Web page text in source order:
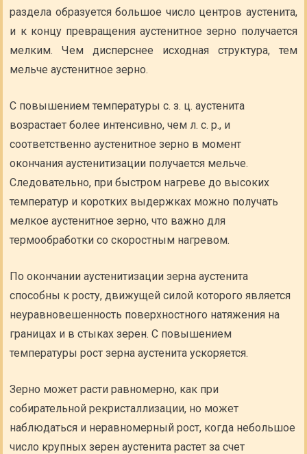
раздела образуется большое число центров аустенита,
и к концу превращения аустенитное зерно получается
мелким. Чем дисперснее исходная структура, тем
мельче аустенитное зерно.
С повышением температуры с. з. ц. аустенита
возрастает более интенсивно, чем л. с. р., и
соответственно аустенитное зерно в момент
окончания аустенитизации получается мельче.
Следовательно, при быстром нагреве до высоких
температур и коротких выдержках можно получать
мелкое аустенитное зерно, что важно для
термообработки со скоростным нагревом.
По окончании аустенитизации зерна аустенита
способны к росту, движущей силой которого является
неуравновешенность поверхностного натяжения на
границах и в стыках зерен. С повышением
температуры рост зерна аустенита ускоряется.
Зерно может расти равномерно, как при
собирательной рекристаллизации, но может
наблюдаться и неравномерный рост, когда небольшое
число крупных зерен аустенита растет за счет